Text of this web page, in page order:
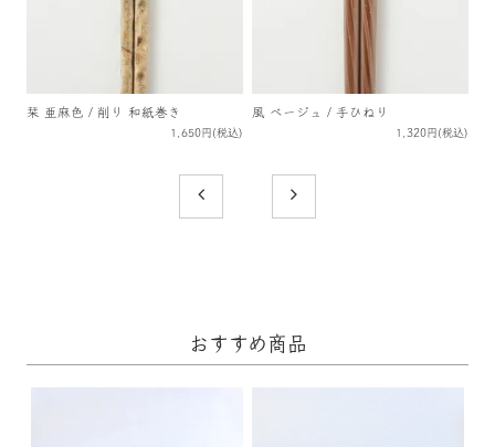
栞 亜麻色 / 削り 和紙巻き
1,650円(税込)
風 ベージュ / 手ひねり
1,320円(税込)
おすすめ商品